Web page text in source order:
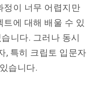
정이 너무 어렵지만
에 대해 배울 수 있
니다. 그러나 동시
, 특히 크립토 입문자
습니다.